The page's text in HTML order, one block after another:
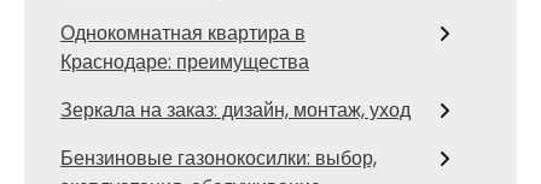
Однокомнатная квартира в
Краснодаре: преимущества
Зеркала на заказ: дизайн, монтаж, уход
Бензиновые газонокосилки: выбор,